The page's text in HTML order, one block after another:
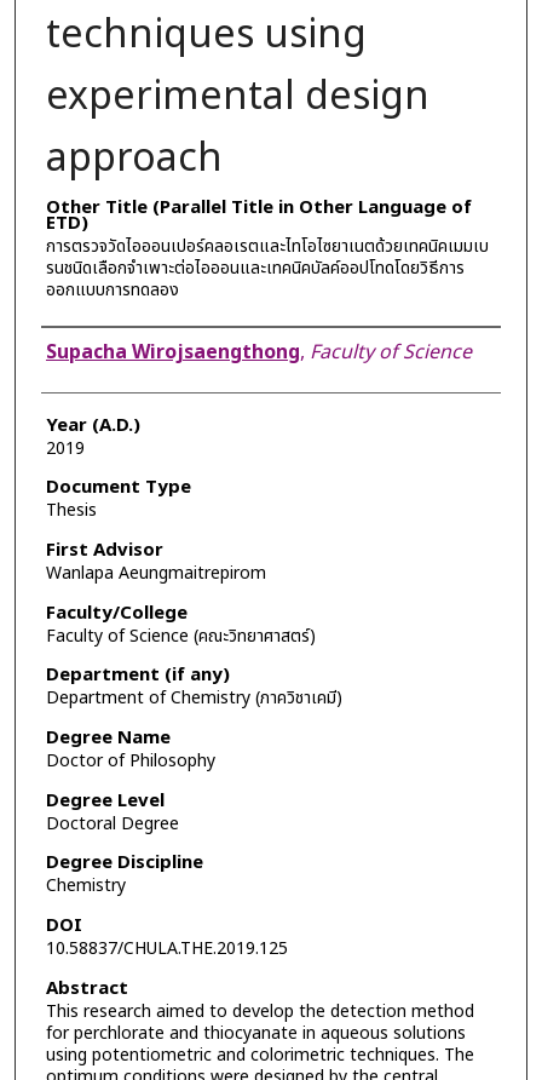
techniques using
experimental design
approach
Other Title (Parallel Title in Other Language of
ETD)
การตรวจวัดไอออนเปอร์คลอเรตและไทโอไซยาเนตด้วยเทคนิคเมมเบ
รนชนิดเลือกจำเพาะต่อไอออนและเทคนิคบัลค์ออปโทดโดยวิธีการ
ออกแบบการทดลอง
Author
Supacha Wirojsaengthong, Faculty of Science
Year (A.D.)
2019
Document Type
Thesis
First Advisor
Wanlapa Aeungmaitrepirom
Faculty/College
Faculty of Science (คณะวิทยาศาสตร์)
Department (if any)
Department of Chemistry (ภาควิชาเคมี)
Degree Name
Doctor of Philosophy
Degree Level
Doctoral Degree
Degree Discipline
Chemistry
DOI
10.58837/CHULA.THE.2019.125
Abstract
This research aimed to develop the detection method
for perchlorate and thiocyanate in aqueous solutions
using potentiometric and colorimetric techniques. The